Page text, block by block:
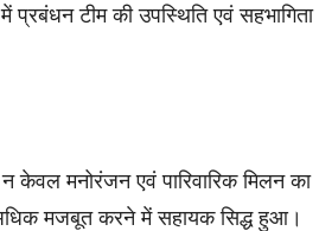
टीम की उपस्थिति एवं सहभागिता
केवल मनोरंजन एवं पारिवारिक मिलन का
मजबूत करने में सहायक सिद्ध हुआ।